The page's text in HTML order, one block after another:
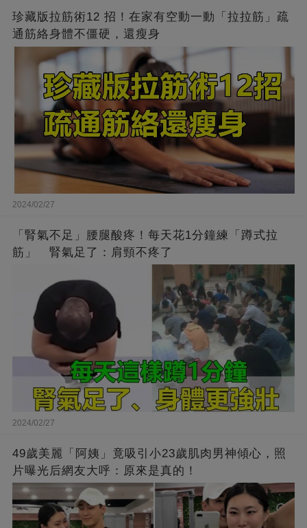
珍藏版拉筋術12 招！在家有空動一動「拉拉筋」疏
通筋絡身體不僵硬，還瘦身
2024/02/27
「腎氣不足」腰腿酸疼！每天花1分鐘練「蹲式拉
筋」 腎氣足了：肩頸不疼了
2024/02/27
49歲美麗「阿姨」竟吸引小23歲肌肉男神傾心，照
片曝光后網友大呼：原來是真的！